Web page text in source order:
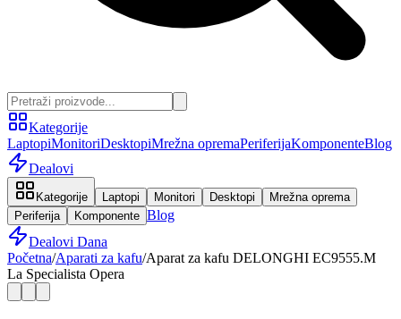
Kategorije
LaptopiMonitoriDesktopiMrežna opremaPeriferijaKomponenteBlog
Dealovi
Kategorije Laptopi Monitori Desktopi
Mrežna oprema
Periferija
Komponente Blog
Dealovi Dana
Početna/Aparati za kafu/Aparat za kafu DELONGHI EC9555.M
La Specialista Opera